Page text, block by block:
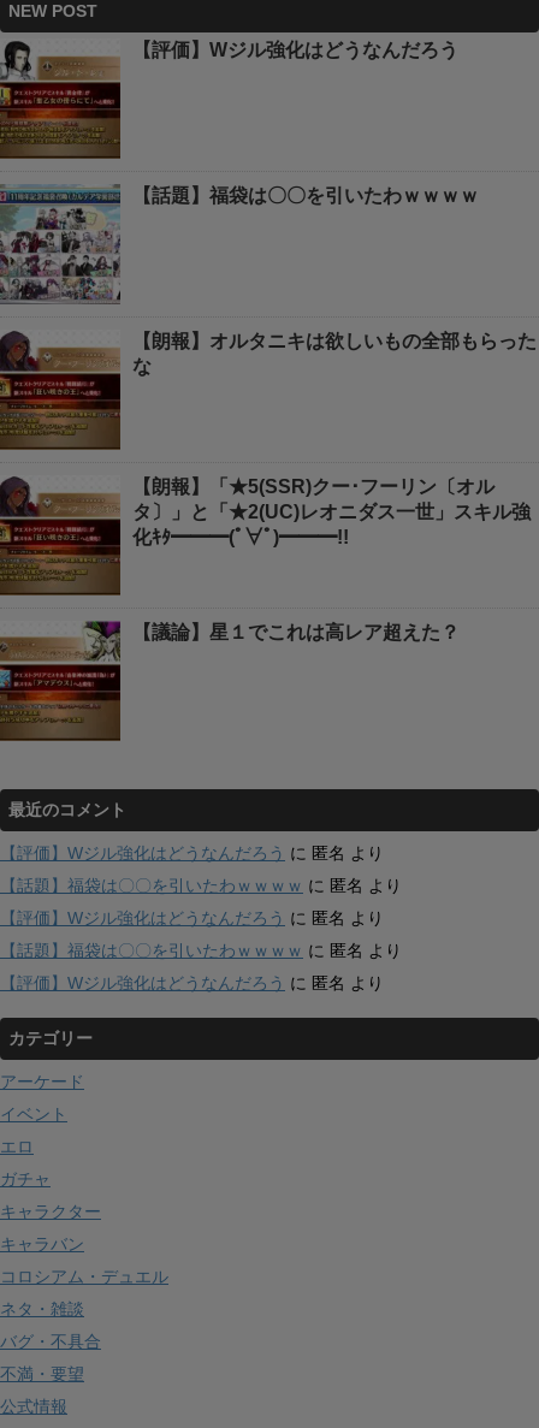
NEW POST
【評価】Wジル強化はどうなんだろう
【話題】福袋は〇〇を引いたわｗｗｗｗ
【朗報】オルタニキは欲しいもの全部もらった
な
【朗報】「★5(SSR)クー･フーリン〔オル
タ〕」と「★2(UC)レオニダス一世」スキル強
化ｷﾀ━━━(ﾟ∀ﾟ)━━━!!
【議論】星１でこれは高レア超えた？
最近のコメント
【評価】Wジル強化はどうなんだろう に 匿名 より
【話題】福袋は〇〇を引いたわｗｗｗｗ に 匿名 より
【評価】Wジル強化はどうなんだろう に 匿名 より
【話題】福袋は〇〇を引いたわｗｗｗｗ に 匿名 より
【評価】Wジル強化はどうなんだろう に 匿名 より
カテゴリー
アーケード
イベント
エロ
ガチャ
キャラクター
キャラバン
コロシアム・デュエル
ネタ・雑談
バグ・不具合
不満・要望
公式情報